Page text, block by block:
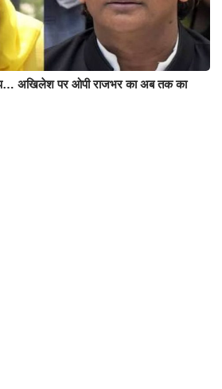
अखिलेश पर ओपी राजभर का अब तक का